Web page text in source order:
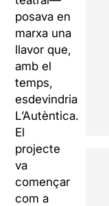
posava en
marxa una
llavor que,
amb el
temps,
esdevindria
L’Autèntica.
El
projecte
va
començar
com a